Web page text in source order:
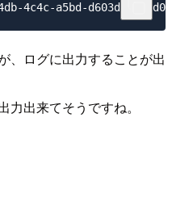
、ログに出力することが出
出来てそうですね。